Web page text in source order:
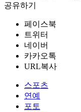
공유하기
페이스북
트위터
네이버
카카오톡
URL복사
스포츠
연예
포토